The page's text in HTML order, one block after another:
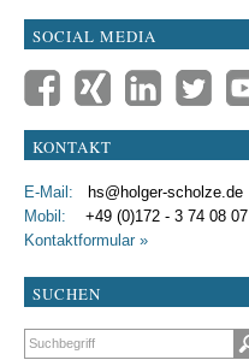
SOCIAL MEDIA
KONTAKT
E-Mail:
hs@holger-scholze.de
Mobil: +49 (0)172 - 3 74 08 07
Kontaktformular »
SUCHEN
Suchbegriffe